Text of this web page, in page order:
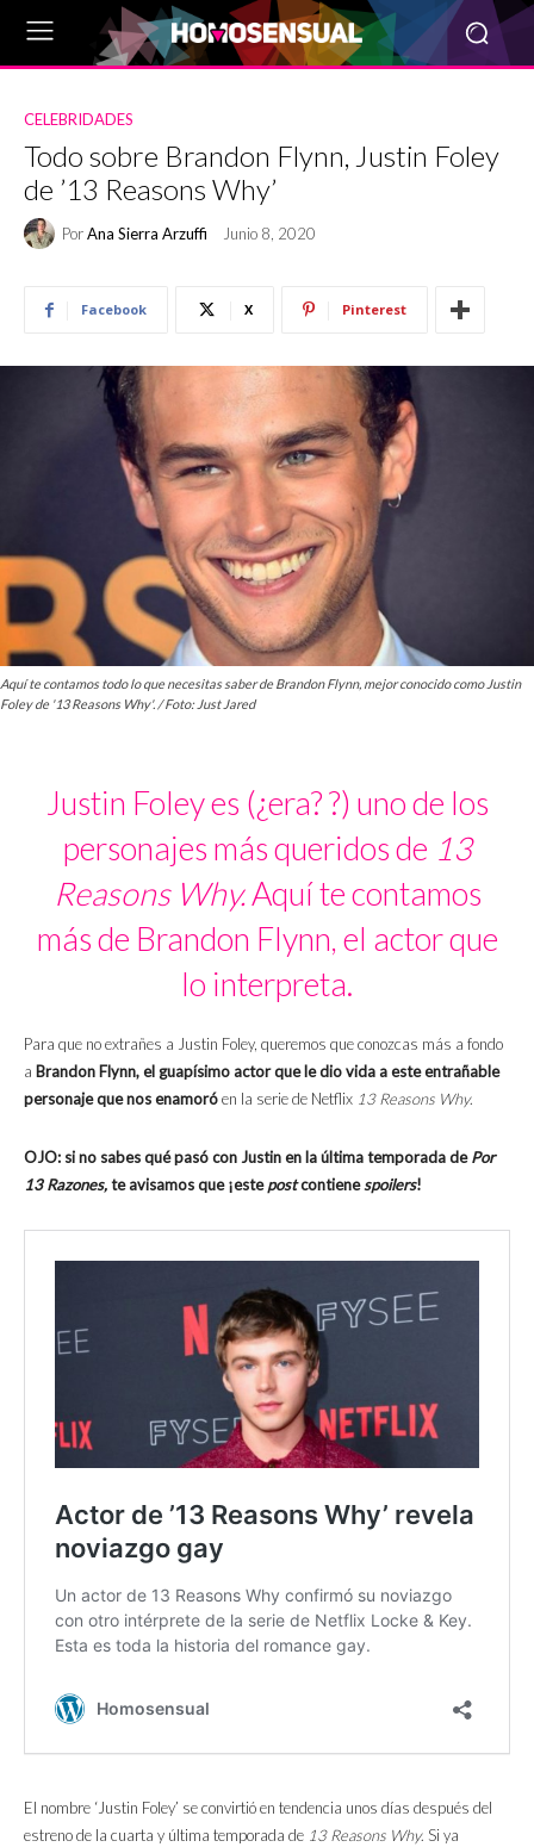
CELEBRIDADES
Todo sobre Brandon Flynn, Justin Foley
de ’13 Reasons Why’
PorAna Sierra Arzuffi Junio 8, 2020
Facebook X Pinterest
Aquí te contamos todo lo que necesitas saber de Brandon Flynn, mejor conocido como Justin
Foley de '13 Reasons Why'. / Foto: Just Jared
Justin Foley es (¿era? ?) uno de los
personajes más queridos de 13
Reasons Why.Aquí te contamos
más de Brandon Flynn, el actor que
lo interpreta.
Para que no extrañes a Justin Foley, queremos que conozcas más a fondo
a Brandon Flynn, el guapísimo actor que le dio vida a este entrañable
personaje que nos enamoróen la serie de Netflix 13 Reasons Why.
OJO: si no sabes qué pasó con Justin en la última temporada dePor
13 Razones,te avisamos que ¡estepostcontienespoilers!
El nombre ‘Justin Foley’ se convirtió en tendencia unos días después del
estreno de la cuarta y última temporada de 13 Reasons Why. Si ya